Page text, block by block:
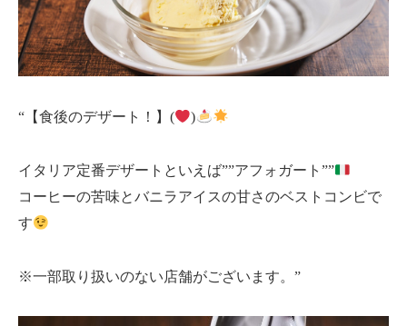
“【食後のデザート！】( )
イタリア定番デザートといえば””アフォガート””
コーヒーの苦味とバニラアイスの甘さのベストコンビで
す
※一部取り扱いのない店舗がございます。”